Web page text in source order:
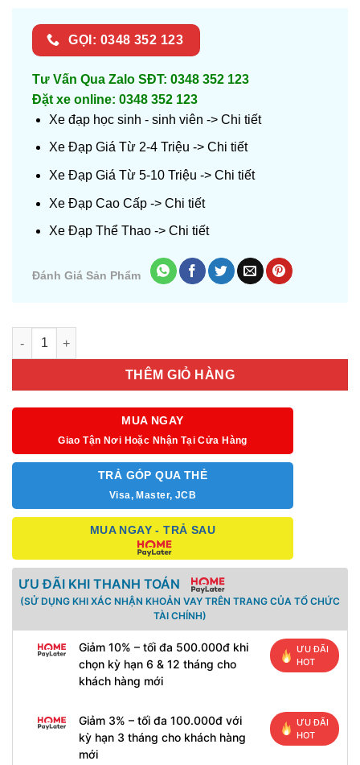
là:
3,900,000₫.
GỌI: 0348 352 123
Tư Vấn Qua Zalo SĐT: 0348 352 123
Đặt xe online: 0348 352 123
Xe đạp học sinh - sinh viên -> Chi tiết
Xe Đạp Giá Từ 2-4 Triệu -> Chi tiết
Xe Đạp Giá Từ 5-10 Triệu -> Chi tiết
Xe Đạp Cao Cấp -> Chi tiết
Xe Đạp Thể Thao -> Chi tiết
Đánh Giá Sản Phẩm
Số lượng
THÊM GIỎ HÀNG
MUA NGAY
Giao Tận Nơi Hoặc Nhận Tại Cửa Hàng
TRẢ GÓP QUA THẺ
Visa, Master, JCB
MUA NGAY - TRẢ SAU
ƯU ĐÃI KHI THANH TOÁN
(SỬ DỤNG KHI XÁC NHẬN KHOẢN VAY TRÊN TRANG CỦA TỔ CHỨC
TÀI CHÍNH)
Giảm 10% – tối đa 500.000đ khi
chọn kỳ hạn 6 & 12 tháng cho
khách hàng mới
ƯU ĐÃI
HOT
Giảm 3% – tối đa 100.000đ với
kỳ hạn 3 tháng cho khách hàng
mới
ƯU ĐÃI
HOT